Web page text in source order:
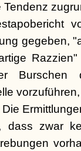
Tendenz
gegeben,
Burschen
dass zwar